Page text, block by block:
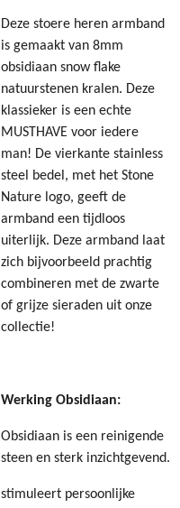
Deze stoere heren armband
is gemaakt van 8mm
obsidiaan snow flake
natuurstenen kralen. Deze
klassieker is een echte
MUSTHAVE voor iedere
man! De vierkante stainless
steel bedel, met het Stone
Nature logo, geeft de
armband een tijdloos
uiterlijk. Deze armband laat
zich bijvoorbeeld prachtig
combineren met de zwarte
of grijze sieraden uit onze
collectie!
Werking Obsidiaan:
Obsidiaan is een reinigende
steen en sterk inzichtgevend.
stimuleert persoonlijke